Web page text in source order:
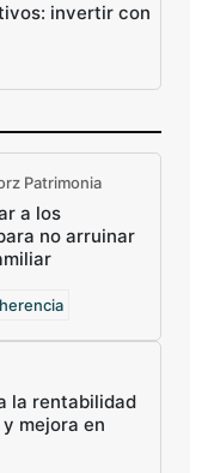
invertir con
Patrimonia
a los
no arruinar
herencia
la rentabilidad
mejora en